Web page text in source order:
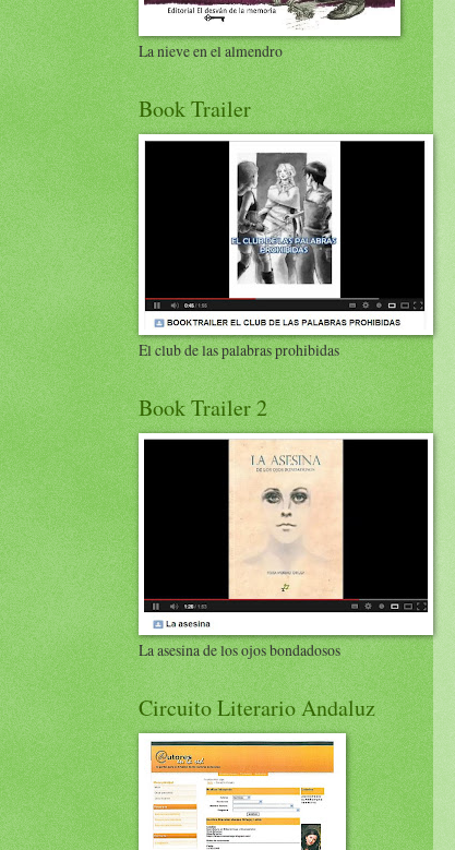
La nieve en el almendro
Book Trailer
El club de las palabras prohibidas
Book Trailer 2
La asesina de los ojos bondadosos
Circuito Literario Andaluz